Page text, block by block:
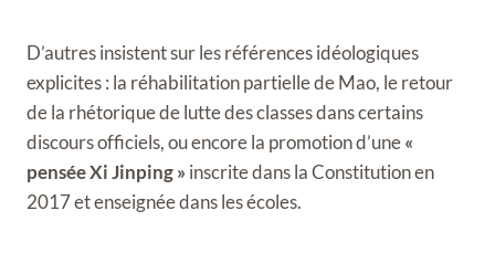
D’autres insistent sur les références idéologiques
explicites : la réhabilitation partielle de Mao, le retour
de la rhétorique de lutte des classes dans certains
discours officiels, ou encore la promotion d’une«
pensée Xi Jinping » inscrite dans la Constitution en
2017 et enseignée dans les écoles.